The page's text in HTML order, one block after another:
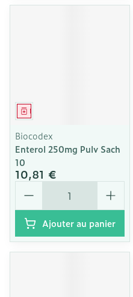
Médicament
Biocodex
Enterol 250mg Pulv Sach
10
10,81 €
Quantité
Ajouter au panier